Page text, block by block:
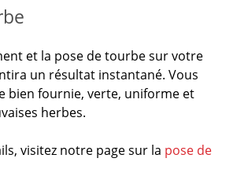
et la pose de tourbe sur votre
un résultat instantané. Vous
bien fournie, verte, uniforme et
herbes.
visitez notre page sur la pose de